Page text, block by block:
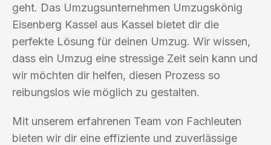
geht. Das Umzugsunternehmen Umzugskönig
Eisenberg Kassel aus Kassel bietet dir die
perfekte Lösung für deinen Umzug. Wir wissen,
dass ein Umzug eine stressige Zeit sein kann und
wir möchten dir helfen, diesen Prozess so
reibungslos wie möglich zu gestalten.
Mit unserem erfahrenen Team von Fachleuten
bieten wir dir eine effiziente und zuverlässige